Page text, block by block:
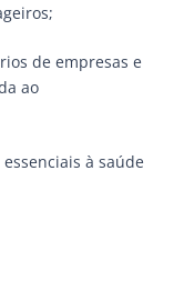
de empresas e
ao
à saúde